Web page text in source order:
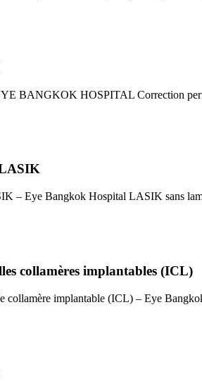
BANGKOK HOSPITAL Correction
– Eye Bangkok Hospital LASIK sans
collamères implantables (ICL)
collamère implantable (ICL) – Eye